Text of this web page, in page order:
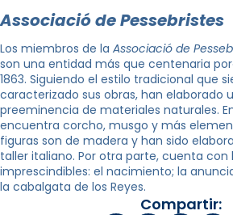
Associació de Pessebristes
Los miembros de la Associació de
son una entidad más que centenaria
1863. Siguiendo el estilo tradicional que
caracterizado sus obras, han elaborado
preeminencia de materiales naturales.
encuentra corcho, musgo y más
figuras son de madera y han sido
taller italiano. Por otra parte, cuenta con
imprescindibles: el nacimiento; la
la cabalgata de los Reyes.
Compartir: